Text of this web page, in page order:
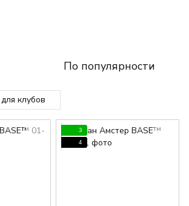
По популярности
для клубов
3
4